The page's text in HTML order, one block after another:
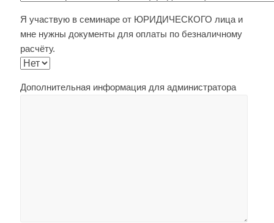
Я участвую в семинаре от ЮРИДИЧЕСКОГО лица и
мне нужны документы для оплаты по безналичному
расчёту.
Дополнительная информация для администратора